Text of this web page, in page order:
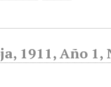
1911, Año 1,